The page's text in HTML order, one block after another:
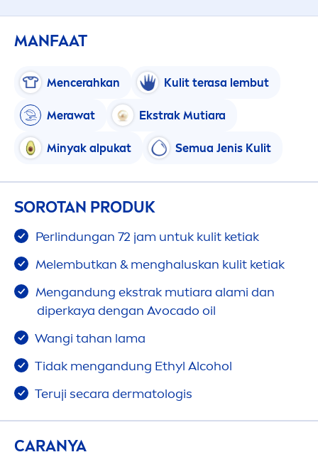
MANFAAT
Mencerahkan Kulit terasa lembut
Merawat Ekstrak Mutiara
Minyak alpukat Semua Jenis Kulit
SOROTAN PRODUK
Perlindungan 72 jam untuk kulit ketiak
Melembutkan &menghaluskan kulit ketiak
Mengandung ekstrak mutiara alami dan
diperkaya dengan Avocado oil
Wangi tahan lama
Tidak mengandung Ethyl Alcohol
Teruji secara dermatologis
CARANYA